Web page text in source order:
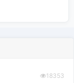
18353